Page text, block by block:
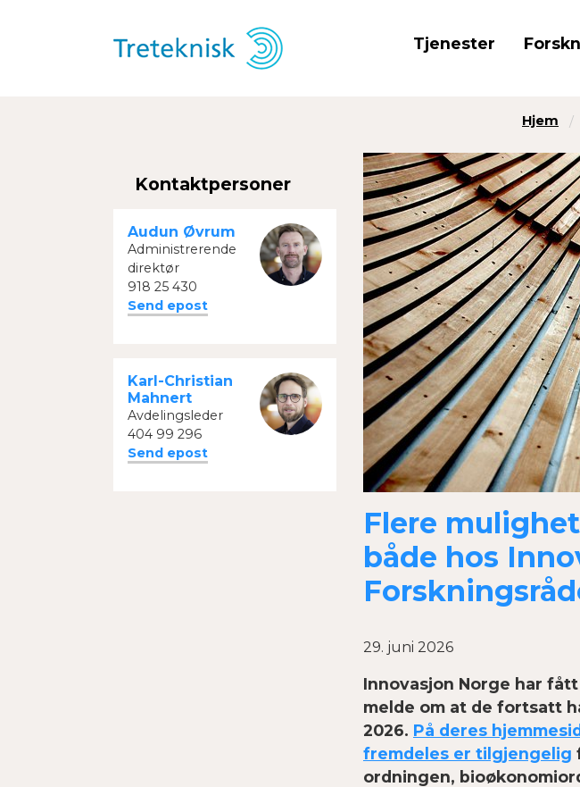
Tjenester
Hjem
Flere
både hos
29. juni 2026
Innovasjon Norge har
melde om at de fortsatt
2026. På deres
fremdeles er tilgjengelig
ordningen,
Kontaktpersoner
Audun Øvrum
Administrerende
direktør
918 25 430
Send epost
Karl-Christian
Mahnert
Avdelingsleder
404 99 296
Send epost